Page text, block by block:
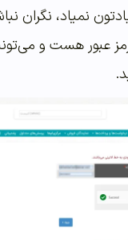
نمیاد، نگران
رمز عبور هست و